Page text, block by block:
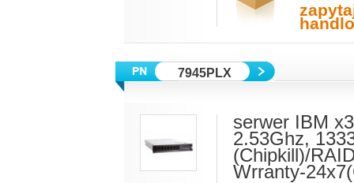
7945PLX
serwer IBM
2.53Ghz,
(Chipkill)/
Wrranty-